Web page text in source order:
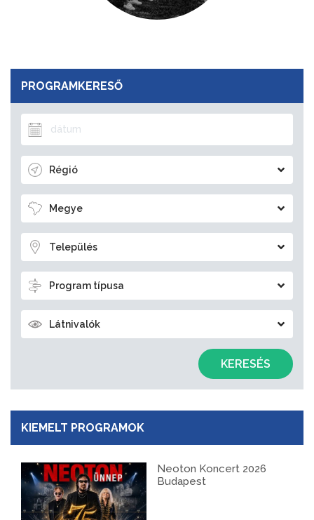
PROGRAMKERESŐ
Régió
Megye
Település
Program típusa
Látnivalók
KERESÉS
KIEMELT PROGRAMOK
Neoton Koncert 2026
Budapest